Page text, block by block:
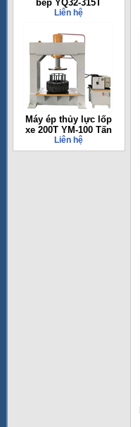
bếp YQ32-315T
Liên hệ
Máy ép thủy lực lốp
xe 200T YM-100 Tấn
Liên hệ